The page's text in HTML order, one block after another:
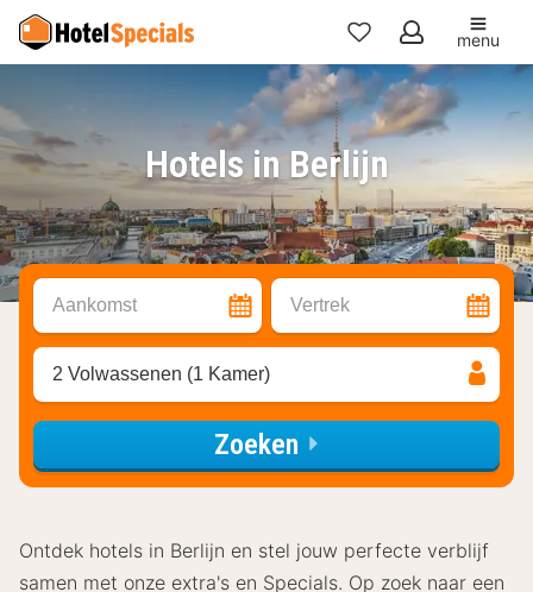
Mijn
favorieten
menu
Hotels in Berlijn
Aankomst Vertrek
2 Volwassenen (1 Kamer)
Zoeken
Ontdek hotels in Berlijn en stel jouw perfecte verblijf
samen met onze extra's en Specials. Op zoek naar een